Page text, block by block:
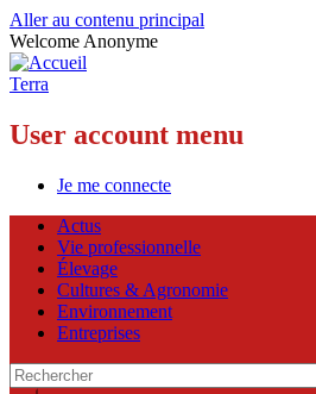
Aller au contenu principal
Welcome Anonyme
Terra
User account menu
Je me connecte
Actus
Vie professionnelle
Élevage
Cultures & Agronomie
Environnement
Entreprises